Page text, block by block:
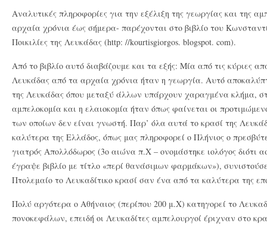
Aναλυτικές πληροφορίες για την εξέλιξη της γεωργίας και της
αρχαία χρόνια έως σήμερα- παρέχονται στο βιβλίο του
Ποικιλίες της Λευκάδας (http: //kourtisgiorgos. blogspot. com).
Από το βιβλίο αυτό διαβάζουμε και τα εξής: Μία από τις κύριες
Λευκάδας από τα αρχαία χρόνια ήταν η γεωργία. Αυτό
της Λευκάδας όπου μεταξύ άλλων υπάρχουν χαραγμένα κλήμα,
αμπελοκομία και η ελαιοκομία ήταν όπως φαίνεται οι
των οποίων δεν είναι γνωστή. Παρ’ όλα αυτά το κρασί της
καλύτερα της Ελλάδος, όπως μας πληροφορεί ο Πλήνιος ο
γιατρός Απολλόδωρος (3ο αιώνα π.Χ – ονομάστηκε ιολόγος διότι
έγραψε βιβλίο με τίτλο «περί θανάσιμων φαρμάκων»),
Πτολεμαίο το Λευκαδίτικο κρασί σαν ένα από τα καλύτερα της
Πολύ αργότερα ο Αθήναιος (περίπου 200 μ.Χ) κατηγορεί το
πονοκεφάλων, επειδή οι Λευκαδίτες αμπελουργοί έριχναν στο